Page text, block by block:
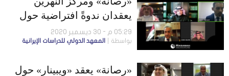
يعقدان ندوةً افتراضية حول
العلاقات السعودية – العراقية
05:29 م - 30 ديسمبر 2020
بواسطة المعهد الدولي للدراسات الإيرانية
«رصانة» يعقد «ويبينار» حول